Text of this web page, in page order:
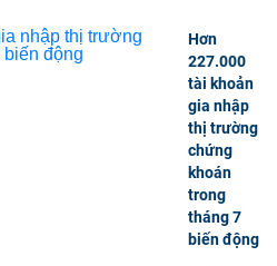
Hơn
227.000
tài khoản
gia nhập
thị trường
chứng
khoán
trong
tháng 7
biến động